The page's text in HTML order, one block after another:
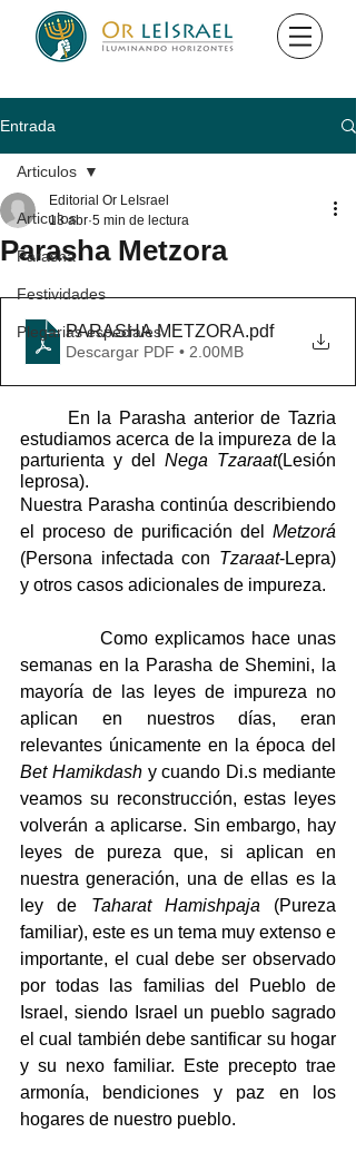
Entrada
Articulos
Parasha
Festividades
Plegarias especiales
Articulos
Parasha Metzora
Editorial Or LeIsrael
13 abr 5 min de lectura
PARASHA METZORA.pdf
Descargar PDF • 2.00MB
estudiamos acerca de la impureza de la
parturienta y del Nega Tzaraat(Lesión
leprosa).
Nuestra Parasha continúa describiendo
el proceso de purificación del Metzorá
(Persona infectada con Tzaraat-Lepra)
y otros casos adicionales de impureza.
Como explicamos hace unas
semanas en la Parasha de Shemini, la
mayoría de las leyes de impureza no
aplican en nuestros días, eran
Bet Hamikdash y cuando Di.s mediante
veamos su reconstrucción, estas leyes
volverán a aplicarse. Sin embargo, hay
leyes de pureza que, si aplican en
nuestra generación, una de ellas es la
ley de Taharat Hamishpaja (Pureza
familiar), este es un tema muy extenso e
importante, el cual debe ser observado
por todas las familias del Pueblo de
Israel, siendo Israel un pueblo sagrado
el cual también debe santificar su hogar
y su nexo familiar. Este precepto trae
armonía, bendiciones y paz en los
hogares de nuestro pueblo.